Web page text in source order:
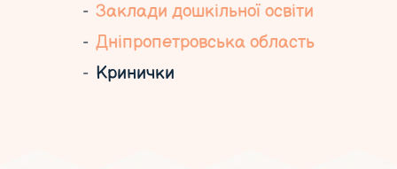
Заклади дошкільної освіти
Дніпропетровська область
Кринички